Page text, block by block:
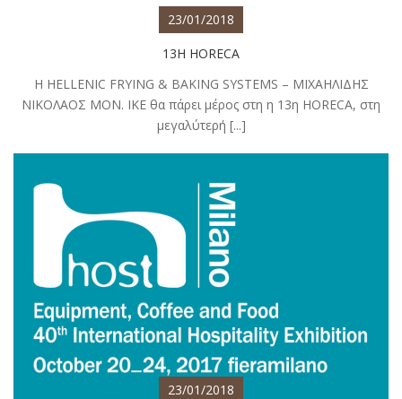
23/01/2018
13Η HORECA
Η HELLENIC FRYING & BAKING SYSTEMS – ΜΙΧΑΗΛΙΔΗΣ
ΝΙΚΟΛΑΟΣ ΜΟΝ. ΙΚΕ θα πάρει μέρος στη η 13η HORECA, στη
μεγαλύτερή [...]
23/01/2018